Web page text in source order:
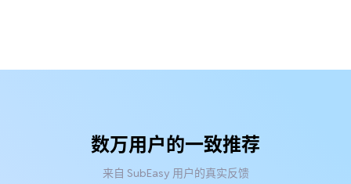
数万用户的一致推荐
来自 SubEasy 用户的真实反馈